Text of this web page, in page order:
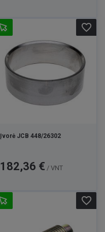
Įvorė JCB 448/26302
Kaina
182,36 € / VNT
favorite_border
favorite_border